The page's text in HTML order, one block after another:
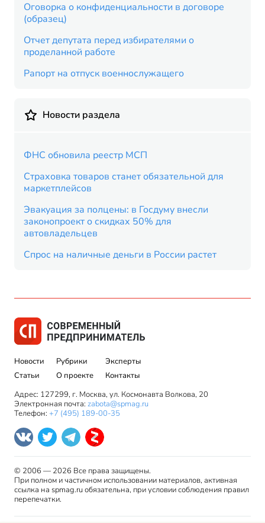
Оговорка о конфиденциальности в договоре
(образец)
Отчет депутата перед избирателями о
проделанной работе
Рапорт на отпуск военнослужащего
Новости раздела
ФНС обновила реестр МСП
Страховка товаров станет обязательной для
маркетплейсов
Эвакуация за полцены: в Госдуму внесли
законопроект о скидках 50% для
автовладельцев
Спрос на наличные деньги в России растет
Новости
Статьи
Рубрики
О проекте
Эксперты
Контакты
Адрес: 127299, г. Москва, ул. Космонавта Волкова, 20
Электронная почта: zabota@spmag.ru
Телефон: +7 (495) 189-00-35
© 2006 — 2026 Все права защищены.
При полном и частичном использовании материалов, активная
ссылка на spmag.ru обязательна, при условии соблюдения правил
перепечатки.